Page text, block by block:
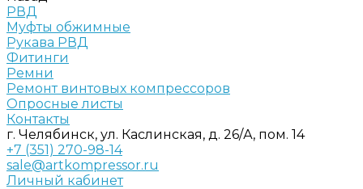
РВД
Муфты обжимные
Рукава РВД
Фитинги
Ремни
Ремонт винтовых компрессоров
Опросные листы
Контакты
г. Челябинск, ул. Каслинская, д. 26/А, пом. 14
+7 (351) 270-98-14
sale@artkompressor.ru
Личный кабинет